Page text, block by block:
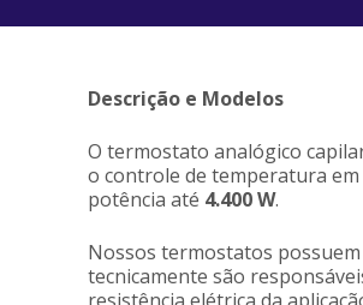
Descrição e Modelos
O termostato analógico
o controle de temperatura em
potência até 4.400 W.
Nossos termostatos
tecnicamente são